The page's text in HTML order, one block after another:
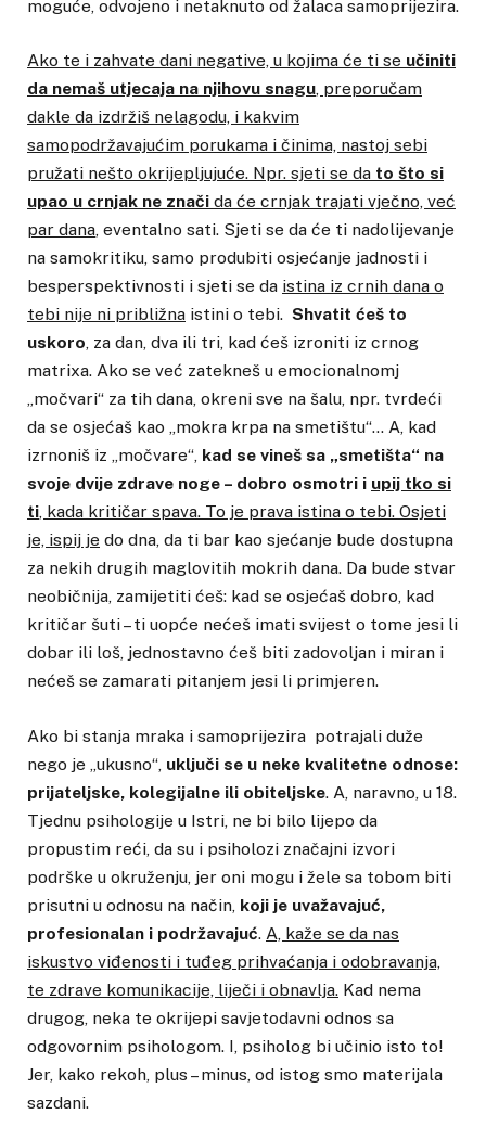
moguće, odvojeno i netaknuto od žalaca samoprijezira.
Ako te i zahvate dani negative, u kojima će ti se učiniti
da nemaš utjecaja na njihovu snagu, preporučam
dakle da izdržiš nelagodu, i kakvim
samopodržavajućim porukama i činima, nastoj sebi
pružati nešto okrijepljujuće. Npr. sjeti se da to što si
upao u crnjak ne znači da će crnjak trajati vječno, već
par dana, eventalno sati. Sjeti se da će ti nadolijevanje
na samokritiku, samo produbiti osjećanje jadnosti i
besperspektivnosti i sjeti se da istina iz crnih dana o
tebi nije ni približna istini o tebi. Shvatit ćeš to
uskoro, za dan, dva ili tri, kad ćeš izroniti iz crnog
matrixa. Ako se već zatekneš u emocionalnomj
„močvari“ za tih dana, okreni sve na šalu, npr. tvrdeći
da se osjećaš kao „mokra krpa na smetištu“… A, kad
izrnoniš iz „močvare“, kad se vineš sa „smetišta“ na
svoje dvije zdrave noge – dobro osmotri i upij tko si
ti, kada kritičar spava. To je prava istina o tebi. Osjeti
je, ispij je do dna, da ti bar kao sjećanje bude dostupna
za nekih drugih maglovitih mokrih dana. Da bude stvar
neobičnija, zamijetiti ćeš: kad se osjećaš dobro, kad
kritičar šuti – ti uopće nećeš imati svijest o tome jesi li
dobar ili loš, jednostavno ćeš biti zadovoljan i miran i
nećeš se zamarati pitanjem jesi li primjeren.
Ako bi stanja mraka i samoprijezira potrajali duže
nego je „ukusno“, uključi se u neke kvalitetne odnose:
prijateljske, kolegijalne ili obiteljske. A, naravno, u 18.
Tjednu psihologije u Istri, ne bi bilo lijepo da
propustim reći, da su i psiholozi značajni izvori
podrške u okruženju, jer oni mogu i žele sa tobom biti
prisutni u odnosu na način, koji je uvažavajuć,
profesionalan i podržavajuć. A, kaže se da nas
iskustvo viđenosti i tuđeg prihvaćanja i odobravanja,
te zdrave komunikacije, liječi i obnavlja. Kad nema
drugog, neka te okrijepi savjetodavni odnos sa
odgovornim psihologom. I, psiholog bi učinio isto to!
Jer, kako rekoh, plus – minus, od istog smo materijala
sazdani.